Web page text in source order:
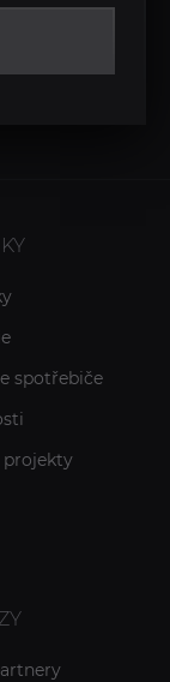
spotřebiče
projekty